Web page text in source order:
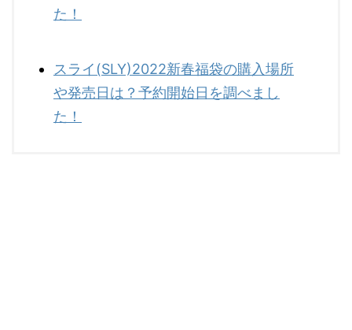
た！
スライ(SLY)2022新春福袋の購入場所
や発売日は？予約開始日を調べまし
た！